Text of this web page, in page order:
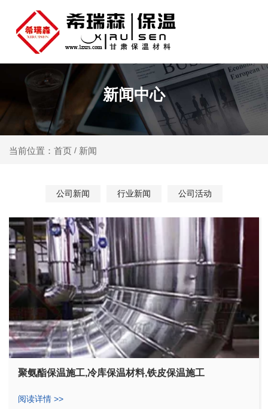
新闻中心
当前位置：首页 / 新闻
公司新闻 行业新闻 公司活动
聚氨酯保温施工,冷库保温材料,铁皮保温施工
阅读详情 >>